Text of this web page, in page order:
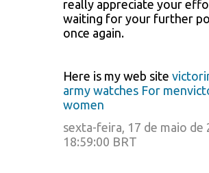
really appreciate your
waiting for your further
once again.
Here is my web site
army watches For
women
sexta-feira, 17 de maio de
18:59:00 BRT